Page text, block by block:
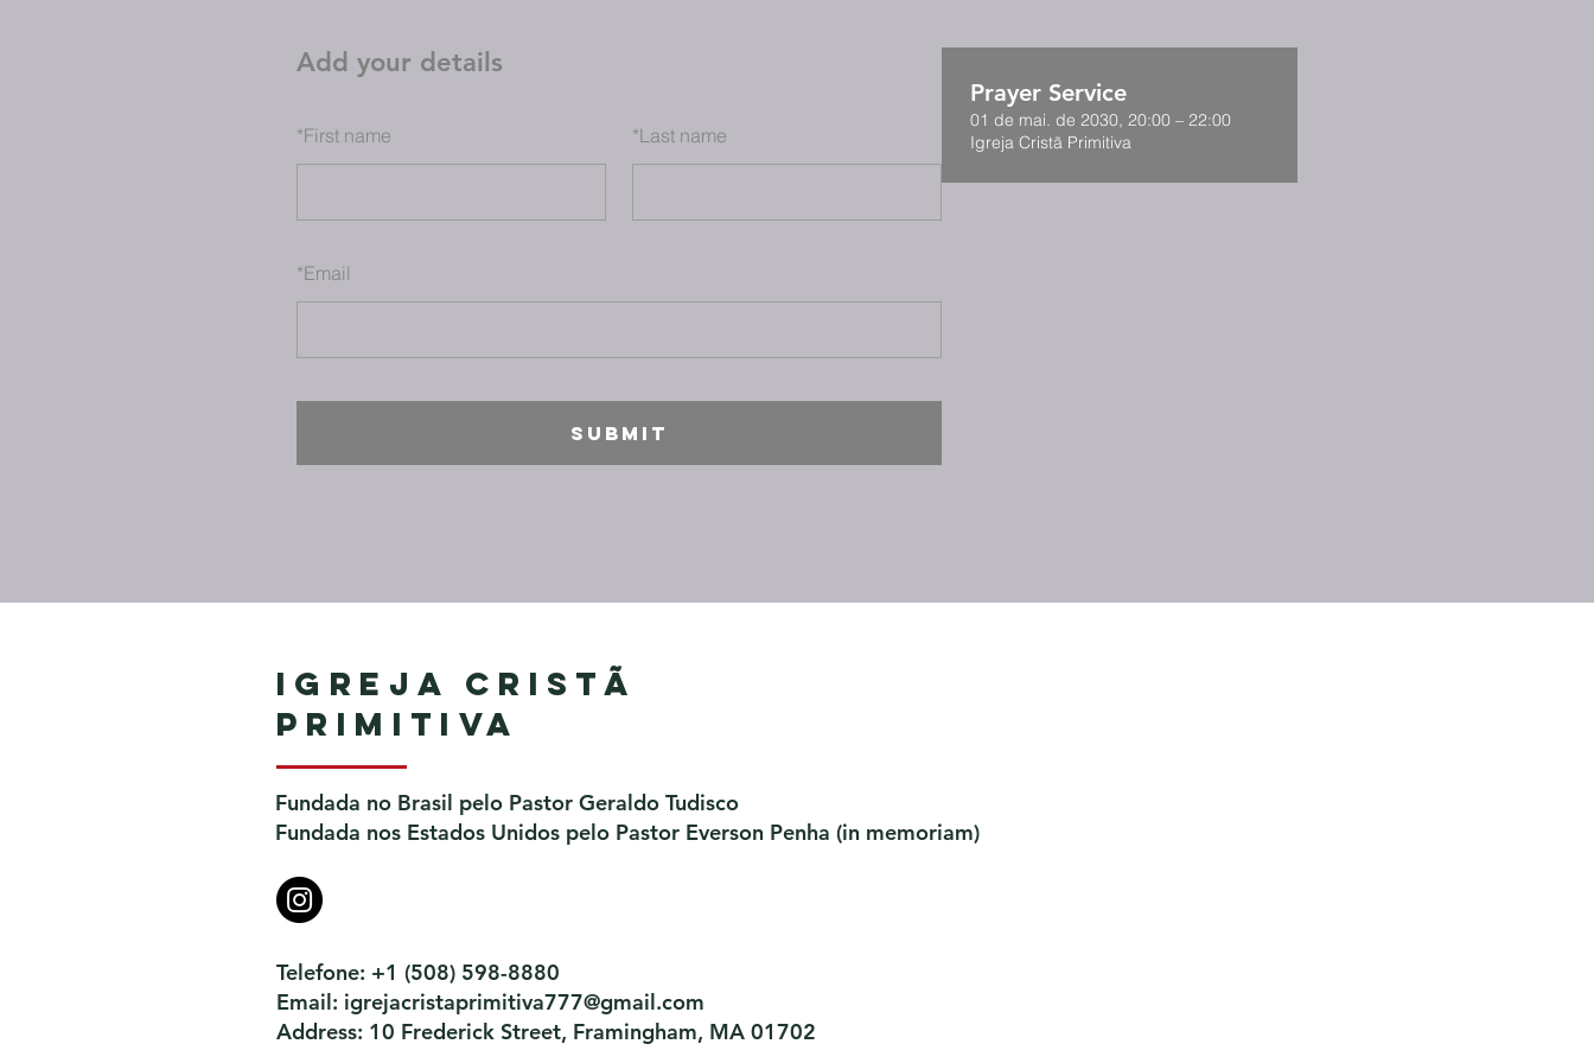
Add your details
*First name *Last name
*Email
SUBMIT
Prayer Service
01 de mai. de 2030, 20:00 – 22:00
Igreja Cristã Primitiva
Igreja Cristã
Primitiva
Fundada no Brasil pelo Pastor Geraldo Tudisco
Fundada nos Estados Unidos pelo Pastor Everson Penha​ (in memoriam)
Telefone: +1 (508) 598-8880
Email: igrejacristaprimitiva777@gmail.com
Address: 10 Frederick Street, Framingham, MA 01702